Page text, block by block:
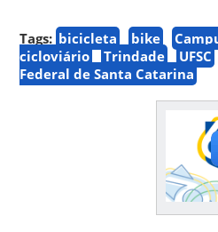
Tags: bicicleta bike
cicloviário
Trindade UFSC
Federal de Santa Catarina